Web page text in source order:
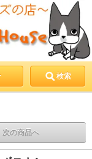
検索
次の商品へ